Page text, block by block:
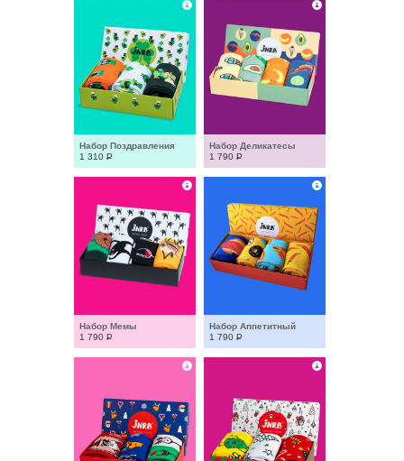
Набор Поздравления
1 310 Р
Набор Деликатесы
1 790 Р
Набор Мемы
1 790 Р
Набор Аппетитный
1 790 Р